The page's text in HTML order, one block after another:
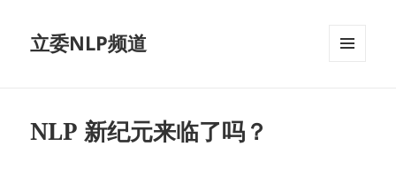
立委NLP频道
NLP 新纪元来临了吗？